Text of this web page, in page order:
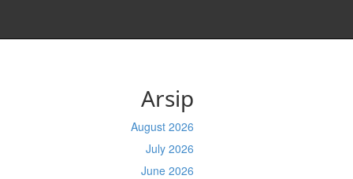
Arsip
August 2026
July 2026
June 2026